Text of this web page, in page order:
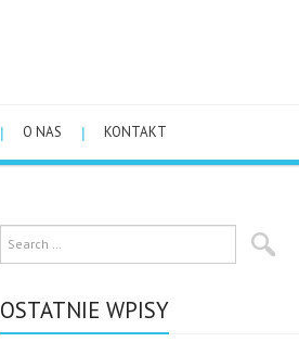
O NAS KONTAKT
OSTATNIE WPISY